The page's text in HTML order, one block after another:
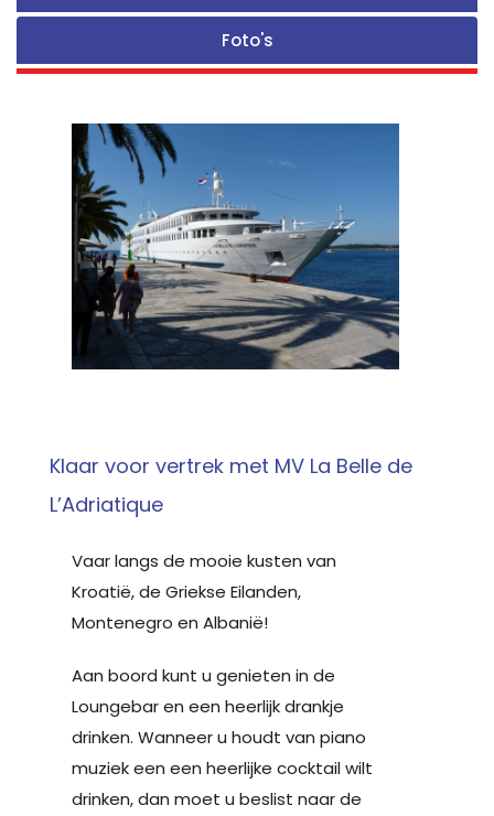
Foto's
Klaar voor vertrek met MV La Belle de
L’Adriatique
Vaar langs de mooie kusten van
Kroatië, de Griekse Eilanden,
Montenegro en Albanië!
Aan boord kunt u genieten in de
Loungebar en een heerlijk drankje
drinken. Wanneer u houdt van piano
muziek een een heerlijke cocktail wilt
drinken, dan moet u beslist naar de